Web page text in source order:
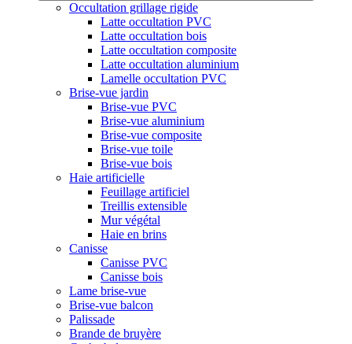
Occultation grillage rigide
Latte occultation PVC
Latte occultation bois
Latte occultation composite
Latte occultation aluminium
Lamelle occultation PVC
Brise-vue jardin
Brise-vue PVC
Brise-vue aluminium
Brise-vue composite
Brise-vue toile
Brise-vue bois
Haie artificielle
Feuillage artificiel
Treillis extensible
Mur végétal
Haie en brins
Canisse
Canisse PVC
Canisse bois
Lame brise-vue
Brise-vue balcon
Palissade
Brande de bruyère